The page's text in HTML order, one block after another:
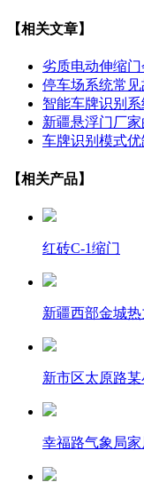
【相关文章】
劣质电动伸缩
停车场系统常
智能车牌识别
新疆悬浮门厂
车牌识别模式
【相关产品】
红砖C-1缩门
新疆西部金城热
新市区太原路某
幸福路气象局家